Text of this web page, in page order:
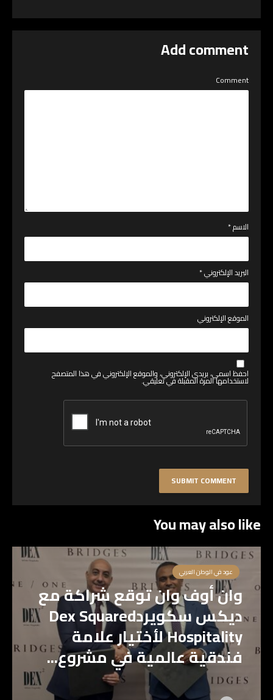
Add comment
Comment
الاسم*
البريد الإلكتروني*
الموقع الإلكتروني
احفظ اسمي، بريدي الإلكتروني، والموقع الإلكتروني في هذا المتصفح
لاستخدامها المرة المقبلة في تعليقي.
You may also like
عود في الوطن العربي
وان أوف وان توقع شراكة مع
ديكس سكويردDex Squared
Hospitality لأختيار علامة
فندقية عالمية في مشروع...